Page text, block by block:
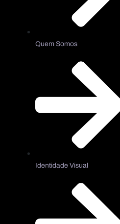
Quem Somos
Identidade Visual